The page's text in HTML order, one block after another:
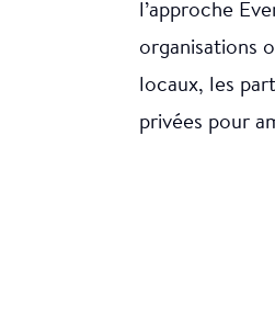
l’approche
organisations
locaux, les
privées pour